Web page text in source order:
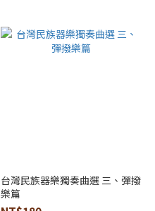
台灣民族器樂獨奏曲選 三、彈撥
樂篇